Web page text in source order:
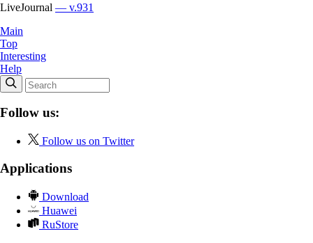
LiveJournal — v.931
Main
Top
Interesting
Help
Follow us:
Follow us on Twitter
Applications
Download
Huawei
RuStore